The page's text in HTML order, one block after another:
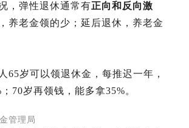
，弹性退休通常有正向和反向激
养老金领的少；延后退休，养老金
65岁可以领退休金，每推迟一年，
70岁再领钱，能多拿35%。
管理局